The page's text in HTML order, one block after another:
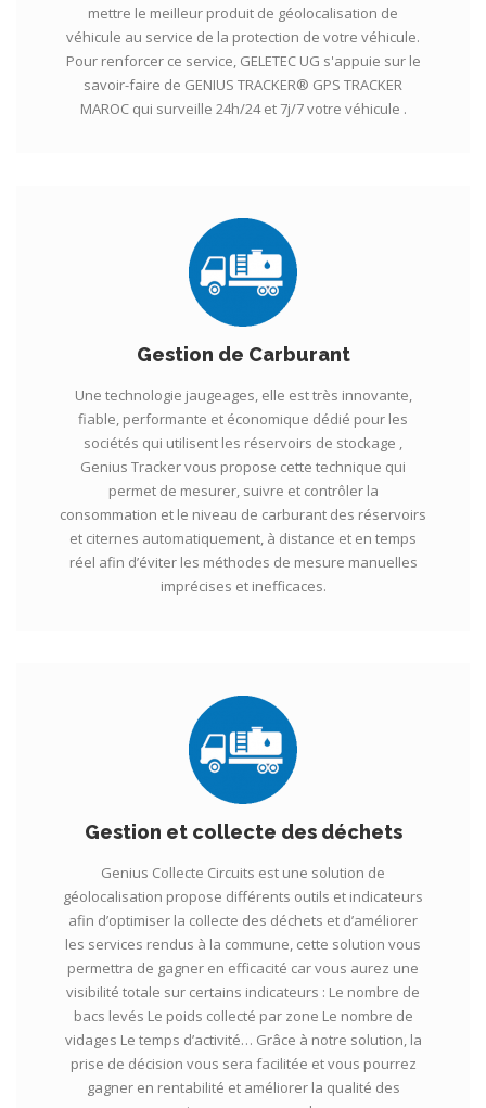
mettre le meilleur produit de géolocalisation de
véhicule au service de la protection de votre véhicule.
Pour renforcer ce service, GELETEC UG s'appuie sur le
savoir-faire de GENIUS TRACKER® GPS TRACKER
MAROC qui surveille 24h/24 et 7j/7 votre véhicule .
Gestion de Carburant
Une technologie jaugeages, elle est très innovante,
fiable, performante et économique dédié pour les
sociétés qui utilisent les réservoirs de stockage ,
Genius Tracker vous propose cette technique qui
permet de mesurer, suivre et contrôler la
consommation et le niveau de carburant des réservoirs
et citernes automatiquement, à distance et en temps
réel afin d’éviter les méthodes de mesure manuelles
imprécises et inefficaces.
Gestion et collecte des déchets
Genius Collecte Circuits est une solution de
géolocalisation propose différents outils et indicateurs
afin d’optimiser la collecte des déchets et d’améliorer
les services rendus à la commune, cette solution vous
permettra de gagner en efficacité car vous aurez une
visibilité totale sur certains indicateurs : Le nombre de
bacs levés Le poids collecté par zone Le nombre de
vidages Le temps d’activité… Grâce à notre solution, la
prise de décision vous sera facilitée et vous pourrez
gagner en rentabilité et améliorer la qualité des